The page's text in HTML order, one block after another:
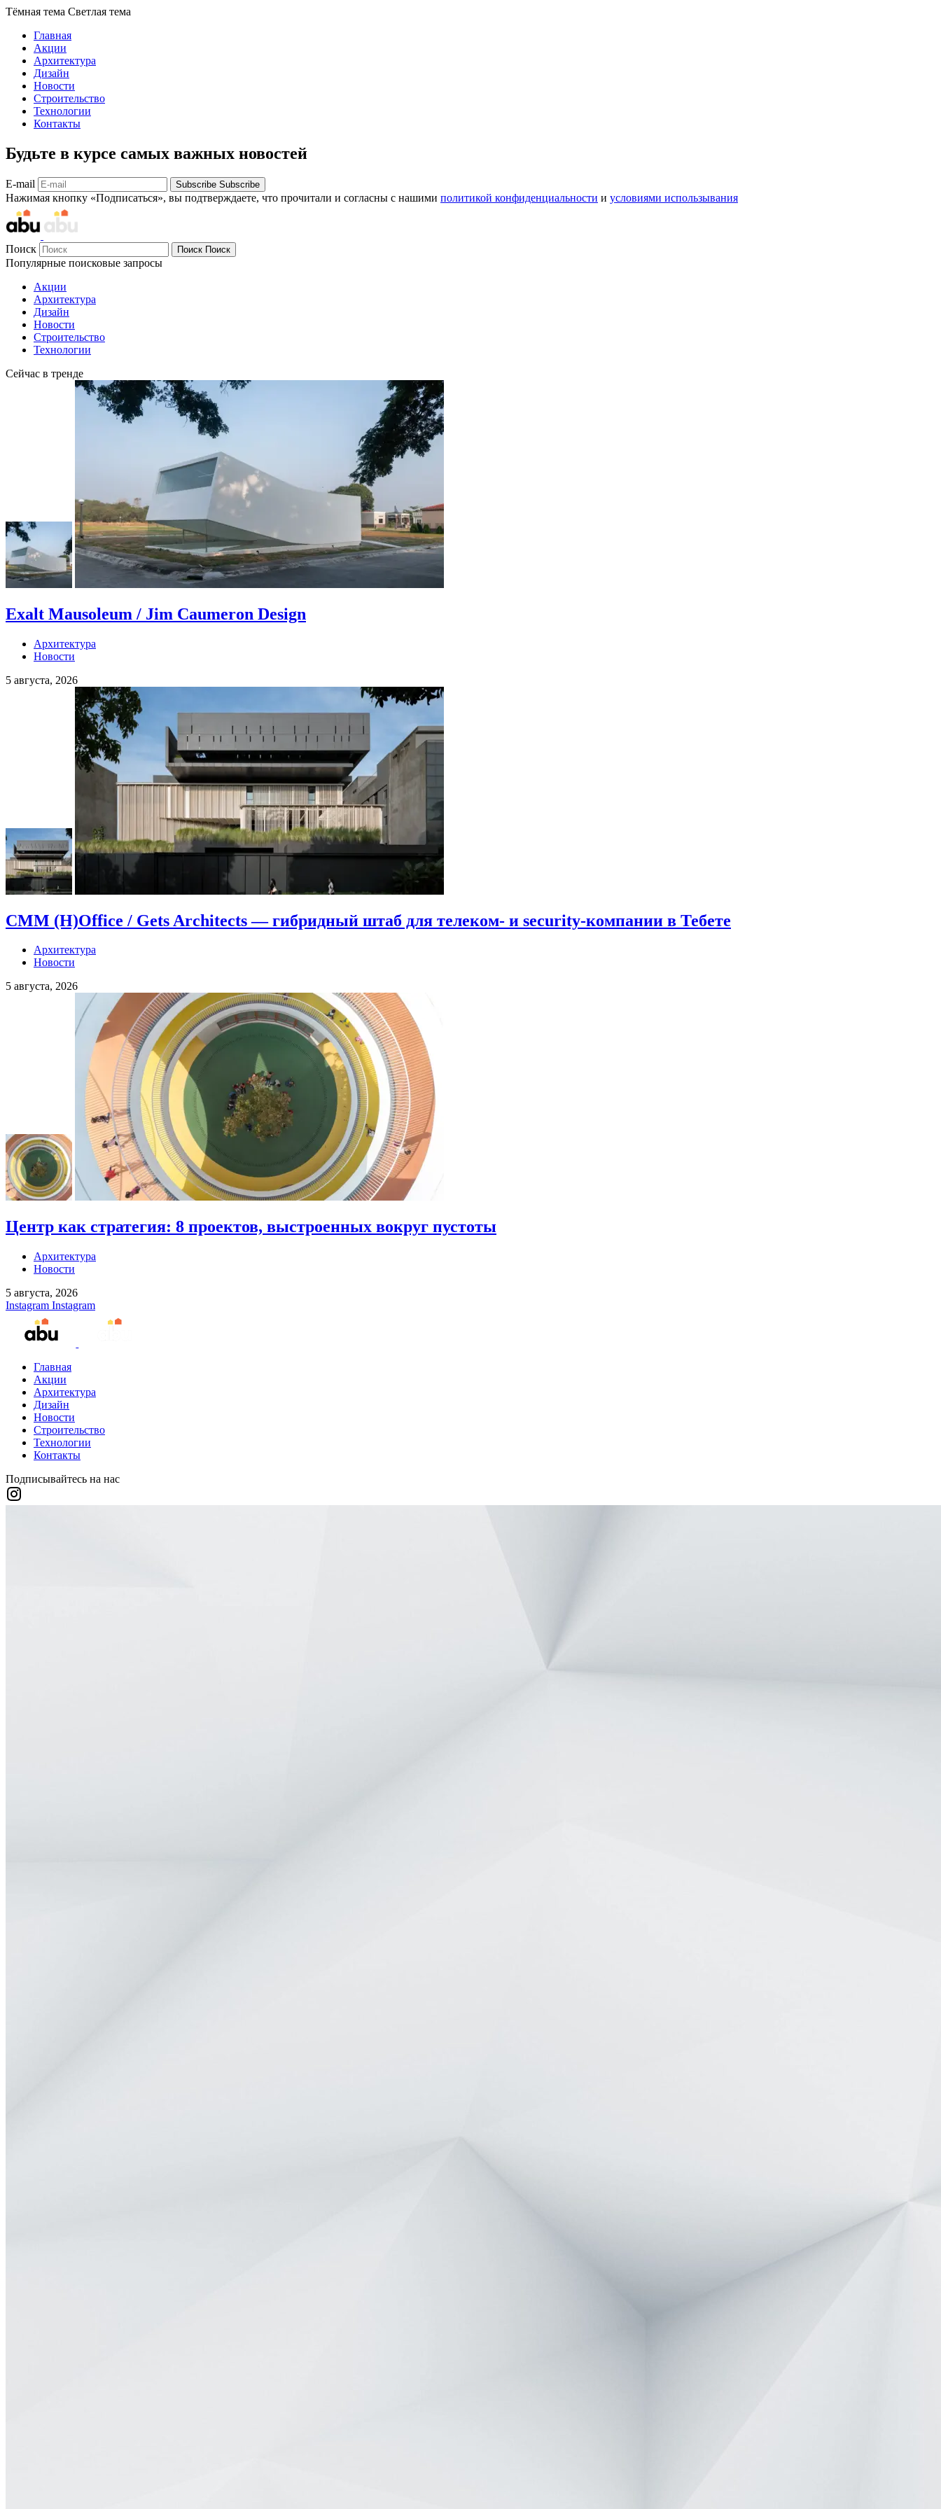
Тёмная тема Светлая тема
Главная
Акции
Архитектура
Дизайн
Новости
Строительство
Технологии
Контакты
Будьте в курсе самых важных новостей
E-mail Subscribe Subscribe
Нажимая кнопку «Подписаться», вы подтверждаете, что прочитали и согласны с нашими политикой конфиденциальности и условиями использывания
Поиск Поиск Поиск
Популярные поисковые запросы
Акции
Архитектура
Дизайн
Новости
Строительство
Технологии
Сейчас в тренде
Exalt Mausoleum / Jim Caumeron Design
Архитектура
Новости
5 августа, 2026
CMM (H)Office / Gets Architects — гибридный штаб для телеком- и security-компании в Тебете
Архитектура
Новости
5 августа, 2026
Центр как стратегия: 8 проектов, выстроенных вокруг пустоты
Архитектура
Новости
5 августа, 2026
Instagram Instagram
Главная
Акции
Архитектура
Дизайн
Новости
Строительство
Технологии
Контакты
Подписывайтесь на нас